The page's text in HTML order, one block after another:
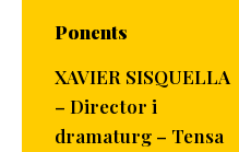
Ponents
XAVIER SISQUELLA
– Director i
dramaturg – Tensa